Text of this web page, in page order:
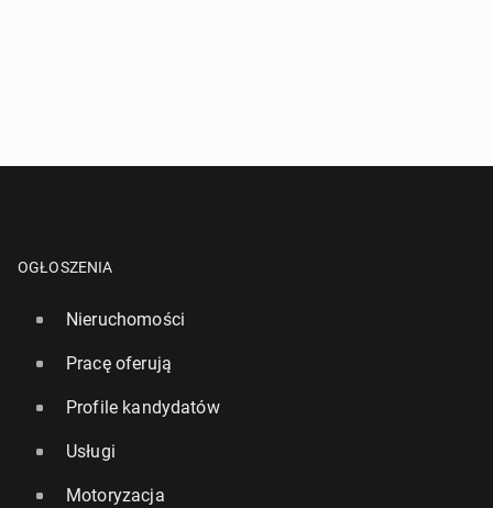
OGŁOSZENIA
Nieruchomości
Pracę oferują
Profile kandydatów
Usługi
Motoryzacja